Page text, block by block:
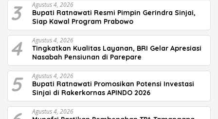
3 Agustus 4, 2026
Bupati Ratnawati Resmi Pimpin Gerindra Sinjai,
Siap Kawal Program Prabowo
4 Agustus 4, 2026
Tingkatkan Kualitas Layanan, BRI Gelar Apresiasi
Nasabah Pensiunan di Parepare
5 Agustus 4, 2026
Bupati Ratnawati Promosikan Potensi Investasi
Sinjai di Rakerkornas APINDO 2026
Agustus 4, 2026